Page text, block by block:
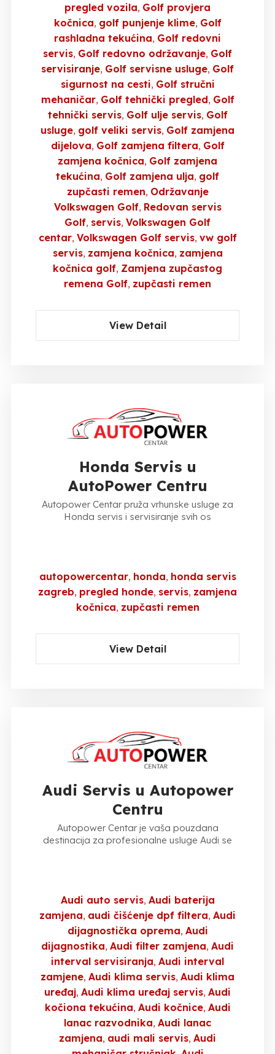
pregled vozila Golf provjera
kočnica golf punjenje klime Golf
rashladna tekućina Golf redovni
servis Golf redovno održavanje Golf
servisiranje Golf servisne usluge Golf
sigurnost na cesti Golf stručni
mehaničar Golf tehnički pregled Golf
tehnički servis Golf ulje servis Golf
usluge golf veliki servis Golf zamjena
dijelova Golf zamjena filtera Golf
zamjena kočnica Golf zamjena
tekućina Golf zamjena ulja golf
zupčasti remen Održavanje
Volkswagen Golf Redovan servis
Golf servis Volkswagen Golf
centar Volkswagen Golf servis vw golf
servis zamjena kočnica zamjena
kočnica golf Zamjena zupčastog
remena Golf zupčasti remen
View Detail
Honda Servis u
AutoPower Centru
Autopower Centar pruža vrhunske usluge za
Honda servis i servisiranje svih os
autopowercentar honda honda servis
zagreb pregled honde servis zamjena
kočnica zupčasti remen
View Detail
Audi Servis u Autopower
Centru
Autopower Centar je vaša pouzdana
destinacija za profesionalne usluge Audi se
Audi auto servis Audi baterija
zamjena audi čišćenje dpf filtera Audi
dijagnostička oprema Audi
dijagnostika Audi filter zamjena Audi
interval servisiranja Audi interval
zamjene Audi klima servis Audi klima
uređaj Audi klima uređaj servis Audi
kočiona tekućina Audi kočnice Audi
lanac razvodnika Audi lanac
zamjena audi mali servis Audi